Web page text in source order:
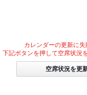
カレンダーの更新に失
下記ボタンを押して空席状況
空席状況を更